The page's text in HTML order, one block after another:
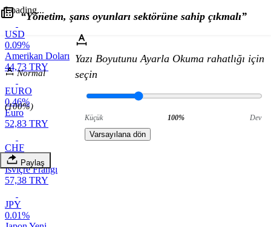
Loading...
USD
0.09%
Amerikan Doları
44,73 TRY
EURO
0.46%
Euro
52,83 TRY
CHF
0.62%
İsviçre Frangı
57,38 TRY
JPY
0.01%
“Yönetim, şans oyunları sektörüne sahip çıkmalı”
Normal
(100%)
Yazı Boyutunu Ayarla Okuma rahatlığı için
seçin
Küçük 100% Dev
Varsayılana dön
Paylaş